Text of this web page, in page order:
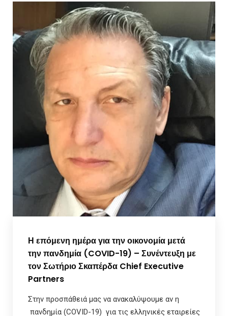
Η επόμενη ημέρα για την οικονομία μετά
την πανδημία (COVID-19) – Συνέντευξη με
τον Σωτήριο Σκαπέρδα Chief Executive
Partners
Στην προσπάθειά μας να ανακαλύψουμε αν η
πανδημία (COVID-19) για τις ελληνικές εταιρείες